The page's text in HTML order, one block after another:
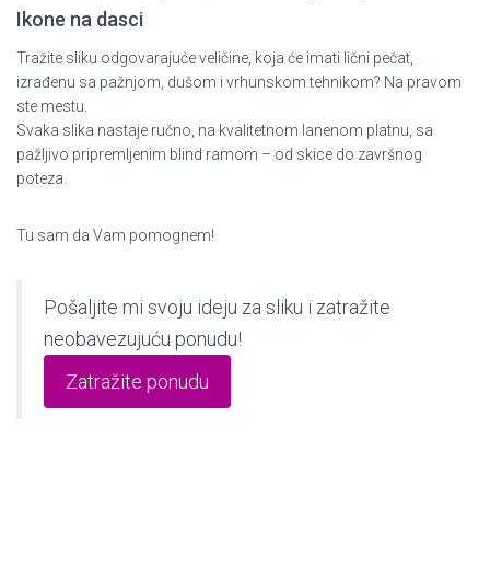
Ikone na dasci
Tražite sliku odgovarajuće veličine, koja će imati lični pečat,
izrađenu sa pažnjom, dušom i vrhunskom tehnikom? Na pravom
ste mestu.
Svaka slika nastaje ručno, na kvalitetnom lanenom platnu, sa
pažljivo pripremljenim blind ramom – od skice do završnog
poteza.
Tu sam da Vam pomognem!
Pošaljite mi svoju ideju za sliku i zatražite
neobavezujuću ponudu!
Zatražite ponudu